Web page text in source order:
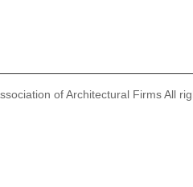
of Architectural Firms All